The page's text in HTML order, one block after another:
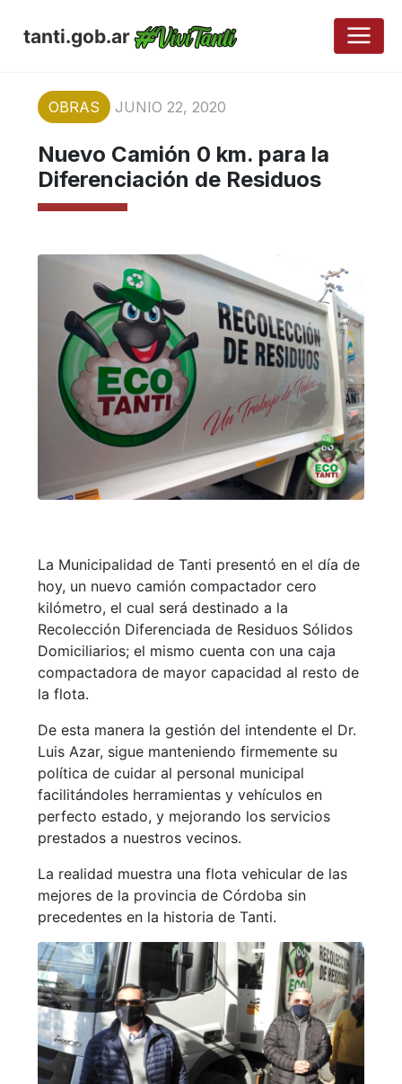
tanti.gob.ar
OBRAS JUNIO 22, 2020
Nuevo Camión 0 km. para la
Diferenciación de Residuos
La Municipalidad de Tanti presentó en el día de
hoy, un nuevo camión compactador cero
kilómetro, el cual será destinado a la
Recolección Diferenciada de Residuos Sólidos
Domiciliarios; el mismo cuenta con una caja
compactadora de mayor capacidad al resto de
la flota.
De esta manera la gestión del intendente el Dr.
Luis Azar, sigue manteniendo firmemente su
política de cuidar al personal municipal
facilitándoles herramientas y vehículos en
perfecto estado, y mejorando los servicios
prestados a nuestros vecinos.
La realidad muestra una flota vehicular de las
mejores de la provincia de Córdoba sin
precedentes en la historia de Tanti.